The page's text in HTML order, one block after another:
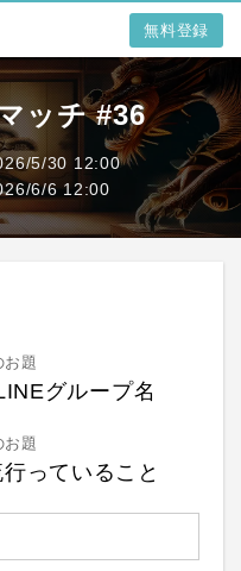
無料登録
ッチ #36
5/30 12:00
6/6 12:00
お題
グループ名
お題
っていること